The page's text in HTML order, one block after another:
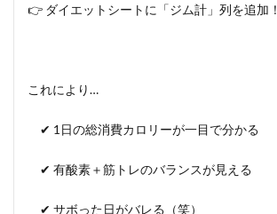
👉 ダイエットシートに「ジム計」列を追加！
これにより…
✔ 1日の総消費カロリーが一目で分かる
✔ 有酸素＋筋トレのバランスが見える
✔ サボった日がバレる（笑）